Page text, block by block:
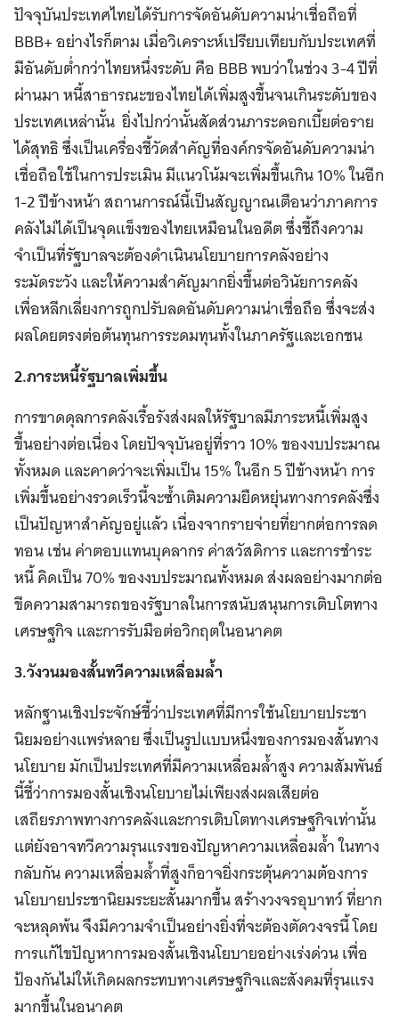
ปัจจุบันประเทศไทยได้รับการจัดอันดับความน่าเชื่อถือที่
BBB+ อย่างไรก็ตาม เมื่อวิเคราะห์เปรียบเทียบกับประเทศที่
มีอันดับต่ำกว่าไทยหนึ่งระดับ คือ BBB พบว่าในช่วง 3-4 ปีที่
ผ่านมา หนี้สาธารณะของไทยได้เพิ่มสูงขึ้นจนเกินระดับของ
ประเทศเหล่านั้น ยิ่งไปกว่านั้นสัดส่วนภาระดอกเบี้ยต่อราย
ได้สุทธิ ซึ่งเป็นเครื่องชี้วัดสำคัญที่องค์กรจัดอันดับความน่า
เชื่อถือใช้ในการประเมิน มีแนวโน้มจะเพิ่มขึ้นเกิน 10% ในอีก
1-2 ปีข้างหน้า สถานการณ์นี้เป็นสัญญาณเตือนว่าภาคการ
คลังไม่ได้เป็นจุดแข็งของไทยเหมือนในอดีต ซึ่งชี้ถึงความ
จำเป็นที่รัฐบาลจะต้องดำเนินนโยบายการคลังอย่าง
ระมัดระวัง และให้ความสำคัญมากยิ่งขึ้นต่อวินัยการคลัง
เพื่อหลีกเลี่ยงการถูกปรับลดอันดับความน่าเชื่อถือ ซึ่งจะส่ง
ผลโดยตรงต่อต้นทุนการระดมทุนทั้งในภาครัฐและเอกชน
2.ภาระหนี้รัฐบาลเพิ่มขึ้น
การขาดดุลการคลังเรื้อรังส่งผลให้รัฐบาลมีภาระหนี้เพิ่มสูง
ขึ้นอย่างต่อเนื่อง โดยปัจจุบันอยู่ที่ราว 10% ของงบประมาณ
ทั้งหมด และคาดว่าจะเพิ่มเป็น 15% ในอีก 5 ปีข้างหน้า การ
เพิ่มขึ้นอย่างรวดเร็วนี้จะซ้ำเติมความยืดหยุ่นทางการคลังซึ่ง
เป็นปัญหาสำคัญอยู่แล้ว เนื่องจากรายจ่ายที่ยากต่อการลด
ทอน เช่น ค่าตอบแทนบุคลากร ค่าสวัสดิการ และการชำระ
หนี้ คิดเป็น 70% ของงบประมาณทั้งหมด ส่งผลอย่างมากต่อ
ขีดความสามารถของรัฐบาลในการสนับสนุนการเติบโตทาง
เศรษฐกิจ และการรับมือต่อวิกฤตในอนาคต
3.วังวนมองสั้นทวีความเหลื่อมล้ำ
หลักฐานเชิงประจักษ์ชี้ว่าประเทศที่มีการใช้นโยบายประชา
นิยมอย่างแพร่หลาย ซึ่งเป็นรูปแบบหนึ่งของการมองสั้นทาง
นโยบาย มักเป็นประเทศที่มีความเหลื่อมล้ำสูง ความสัมพันธ์
นี้ชี้ว่าการมองสั้นเชิงนโยบายไม่เพียงส่งผลเสียต่อ
เสถียรภาพทางการคลังและการเติบโตทางเศรษฐกิจเท่านั้น
แต่ยังอาจทวีความรุนแรงของปัญหาความเหลื่อมล้ำ ในทาง
กลับกัน ความเหลื่อมล้ำที่สูงก็อาจยิ่งกระตุ้นความต้องการ
นโยบายประชานิยมระยะสั้นมากขึ้น สร้างวงจรอุบาทว์ ที่ยาก
จะหลุดพ้น จึงมีความจำเป็นอย่างยิ่งที่จะต้องตัดวงจรนี้ โดย
การแก้ไขปัญหาการมองสั้นเชิงนโยบายอย่างเร่งด่วน เพื่อ
ป้องกันไม่ให้เกิดผลกระทบทางเศรษฐกิจและสังคมที่รุนแรง
มากขึ้นในอนาคต